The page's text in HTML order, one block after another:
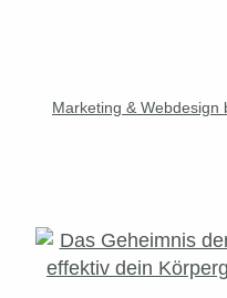
Marketing & Webdesign